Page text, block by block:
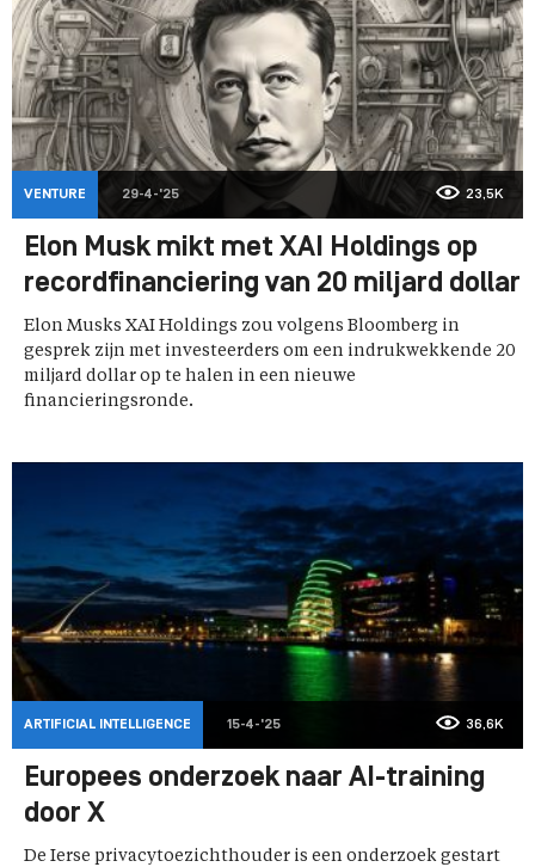
VENTURE 29-4-'25 23,5K
Elon Musk mikt met XAI Holdings op
recordfinanciering van 20 miljard dollar
Elon Musks XAI Holdings zou volgens Bloomberg in
gesprek zijn met investeerders om een indrukwekkende 20
miljard dollar op te halen in een nieuwe
financieringsronde.
ARTIFICIAL INTELLIGENCE 15-4-'25 36,6K
Europees onderzoek naar AI-training
door X
De Ierse privacytoezichthouder is een onderzoek gestart